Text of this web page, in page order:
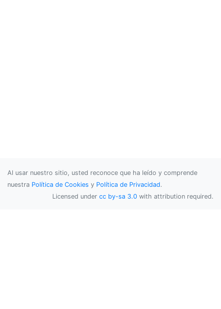
Al usar nuestro sitio, usted reconoce que ha leído y comprende
nuestra Política de Cookies y Política de Privacidad.
Licensed under cc by-sa 3.0 with attribution required.